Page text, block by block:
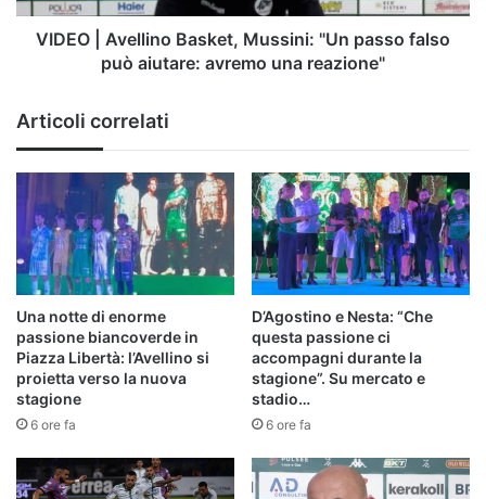
può
aiutare:
VIDEO | Avellino Basket, Mussini: "Un passo falso
può aiutare: avremo una reazione"
Articoli correlati
Una notte di enorme
passione biancoverde in
Piazza Libertà: l’Avellino si
proietta verso la nuova
stagione
6 ore fa
D’Agostino e Nesta: “Che
questa passione ci
accompagni durante la
stagione”. Su mercato e
stadio…
6 ore fa